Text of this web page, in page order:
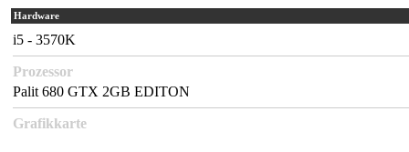
Hardware
i5 - 3570K
Prozessor
Palit 680 GTX 2GB EDITON
Grafikkarte